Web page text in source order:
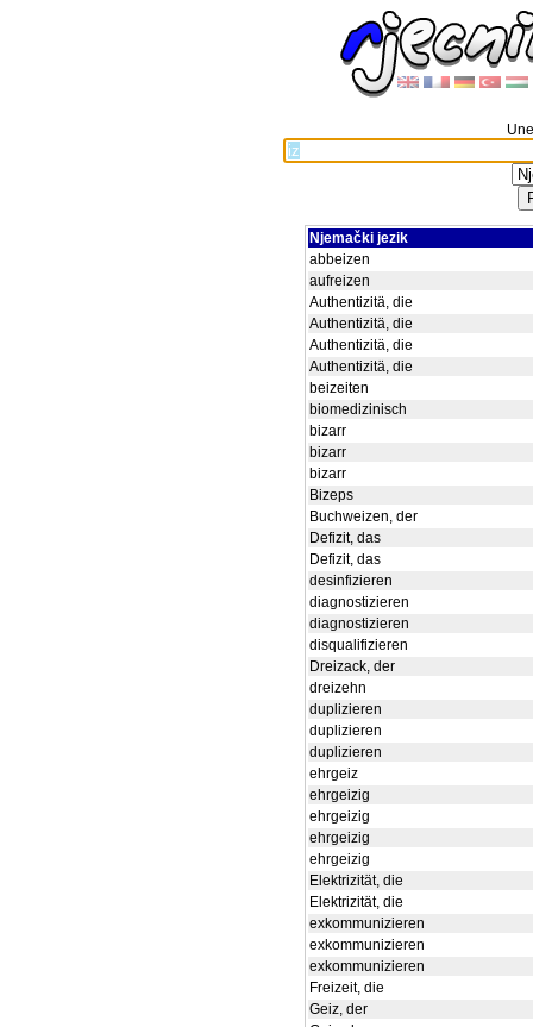
Njemački jezik
abbeizen
aufreizen
Authentizitä, die
Authentizitä, die
Authentizitä, die
Authentizitä, die
beizeiten
biomedizinisch
bizarr
bizarr
bizarr
Bizeps
Buchweizen, der
Defizit, das
Defizit, das
desinfizieren
diagnostizieren
diagnostizieren
disqualifizieren
Dreizack, der
dreizehn
duplizieren
duplizieren
duplizieren
ehrgeiz
ehrgeizig
ehrgeizig
ehrgeizig
ehrgeizig
Elektrizität, die
Elektrizität, die
exkommunizieren
exkommunizieren
exkommunizieren
Freizeit, die
Geiz, der